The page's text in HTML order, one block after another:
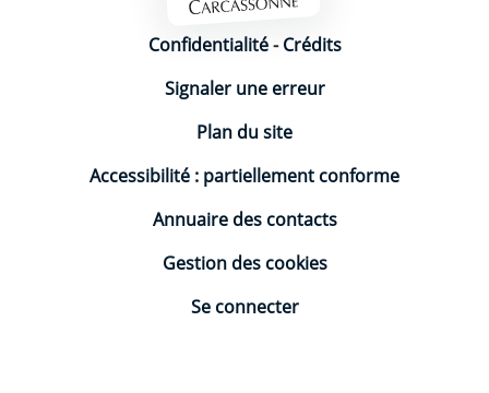
Confidentialité-Crédits
Signaler une erreur
Plan du site
Accessibilité : partiellement conforme
Annuaire des contacts
Gestion des cookies
Se connecter